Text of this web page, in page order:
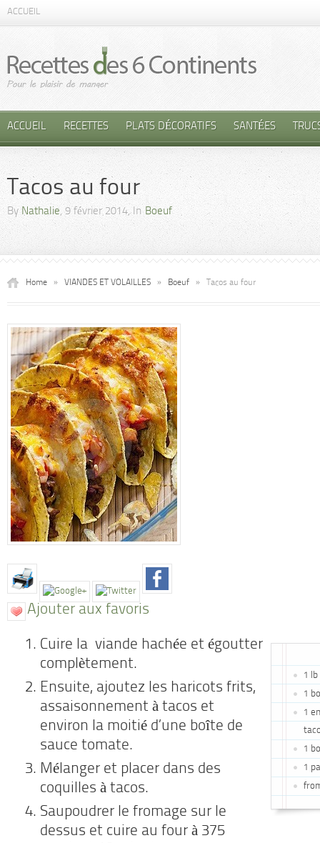
ACCUEIL
ACCUEIL RECETTES PLATS DÉCORATIFS SANTÉES
Tacos au four
By Nathalie, 9 février 2014, In Boeuf
Home » VIANDES ET VOLAILLES » Boeuf » Tacos au four
Ajouter aux favoris
1 lb
1
1
1
1
Cuire la viande hachée et égoutter
complètement.
Ensuite, ajoutez les haricots frits,
assaisonnement à tacos et
environ la moitié d’une boîte de
sauce tomate.
Mélanger et placer dans des
coquilles à tacos.
Saupoudrer le fromage sur le
dessus et cuire au four à 375